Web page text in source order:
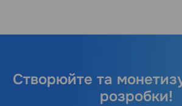
Створюйте та
розробки!